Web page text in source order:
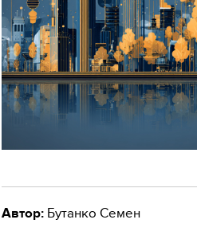
Автор: Бутанко Семен